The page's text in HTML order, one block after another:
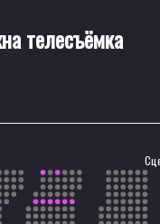
телесъёмка